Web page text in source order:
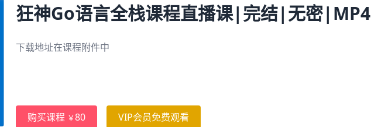
狂神Go语言全栈课程直播课|完结|无密|MP4
下载地址在课程附件中
购买课程 ￥80 VIP会员免费观看